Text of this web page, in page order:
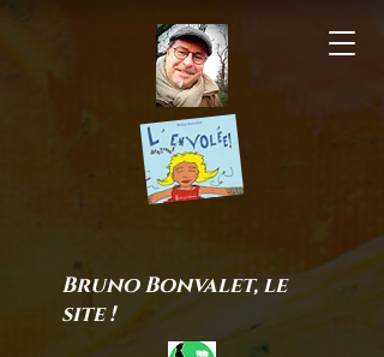
Bruno Bonvalet, le
site !